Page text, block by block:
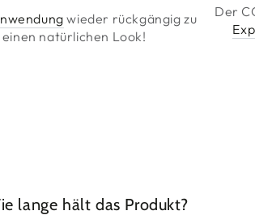
wieder rückgängig zu
natürlichen Look!
Der
lange hält das Produkt?